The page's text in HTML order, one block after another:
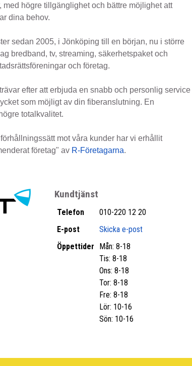
med högre tillgänglighet och bättre möjlighet att
dina behov.
sedan 2005, i Jönköping till en början, nu i större
bredband, tv, streaming, säkerhetspaket och
och företag.
efter att erbjuda en snabb och personlig service
som möjligt av din fiberanslutning. En
totalkvalitet.
mot våra kunder har vi erhållit
företag" av R-Företagarna.
Kundtjänst
Telefon
010-220 12 20
E-post
Skicka e-post
Öppettider
Mån: 8-18
Tis: 8-18
Ons: 8-18
Tor: 8-18
Fre: 8-18
Lör: 10-16
Sön: 10-16